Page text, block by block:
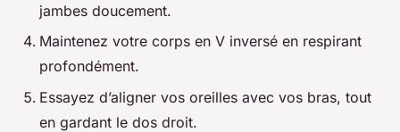
jambes doucement.
Maintenez votre corps en V inversé en respirant
profondément.
Essayez d’aligner vos oreilles avec vos bras, tout
en gardant le dos droit.